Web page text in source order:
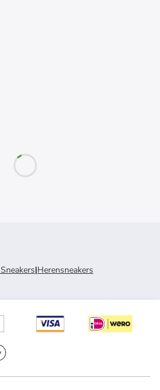
|Herensneakers